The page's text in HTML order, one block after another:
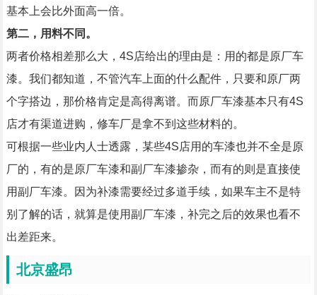
基本上会比外面高一倍。
第二，用料不同。
两者价格相差那么大，4S店给出的理由是：用的都是原厂车
漆。我们都知道，不管汽车上面的什么配件，只要和原厂两
个字搭边，那价格肯定是高得离谱。而原厂车漆基本只有4S
店才有渠道进购，修车厂是拿不到这些材料的。
可根据一些业内人士透露，某些4S店用的车漆也并不全是原
厂的，有的是原厂车漆和副厂车漆掺杂，而有的则是直接使
用副厂车漆。因为补漆需要经过多道手续，如果车主不是特
别了解的话，就算是使用副厂车漆，补完之后的效果也看不
出差距来。
北京盛昂